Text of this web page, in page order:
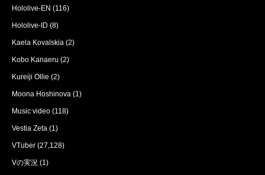
Hololive-EN (116)
Hololive-ID (8)
Kaela Kovalskia (2)
Kobo Kanaeru (2)
Kureiji Ollie (2)
Moona Hoshinova (1)
Music video (118)
Vestia Zeta (1)
VTuber (27,128)
Vの実況 (1)